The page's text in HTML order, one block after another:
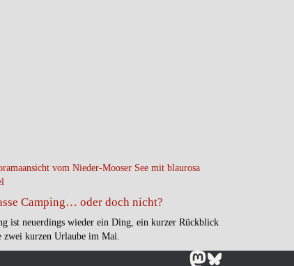
Camping… oder doch nicht?
ist neuerdings wieder ein Ding, ein kurzer Rückblick
zwei kurzen Urlaube im Mai.
Mastodon
Bluesky